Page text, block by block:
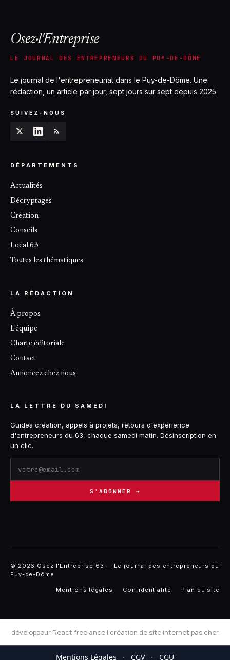
Osez·l'Entreprise
LE JOURNAL DES ENTREPRENEURS DU PUY-DE-DÔME
Le journal de l'entrepreneuriat dans le Puy-de-Dôme. Une
rédaction, un article par jour, sept jours sur sept depuis 2025.
SUIVEZ-NOUS
DÉPARTEMENTS
Actualités
Décryptages
Création
Conseils
Local 63
Toutes les thématiques
LA RÉDACTION
À propos
L'équipe
Charte éditoriale
Contact
Annoncez chez nous
LA LETTRE DU SAMEDI
Guides création, appels à projets, retours d'expérience
d'entrepreneurs du 63, chaque samedi matin. Désinscription en
un clic.
S'ABONNER →
© 2026 Osez l'Entreprise 63 — Le journal des entrepreneurs du
Puy-de-Dôme
Mentions légales Confidentialité Plan du site
développeur React freelance | création de site internet pas cher
Mentions Légales · CGV · CGU